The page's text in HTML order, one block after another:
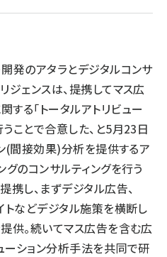
発のアタラとデジタルコンサ
ジェンスは、提携してマス広
る「トータルアトリビュー
ことで合意した、と5月23日
(間接効果)分析を提供するア
グのコンサルティングを行う
携し、まずデジタル広告、
トなどデジタル施策を横断し
供。続いてマス広告を含む広
ーション分析手法を共同で研